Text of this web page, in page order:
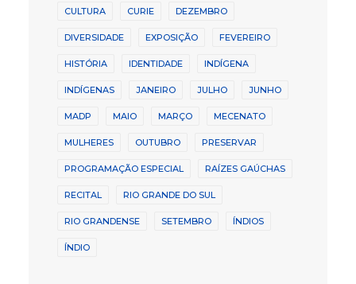
CULTURA CURIE DEZEMBRO
DIVERSIDADE EXPOSIÇÃO FEVEREIRO
HISTÓRIA IDENTIDADE INDÍGENA
INDÍGENAS JANEIRO JULHO JUNHO
MADP MAIO MARÇO MECENATO
MULHERES OUTUBRO PRESERVAR
PROGRAMAÇÃO ESPECIAL RAÍZES GAÚCHAS
RECITAL RIO GRANDE DO SUL
RIO GRANDENSE SETEMBRO ÍNDIOS
ÍNDIO